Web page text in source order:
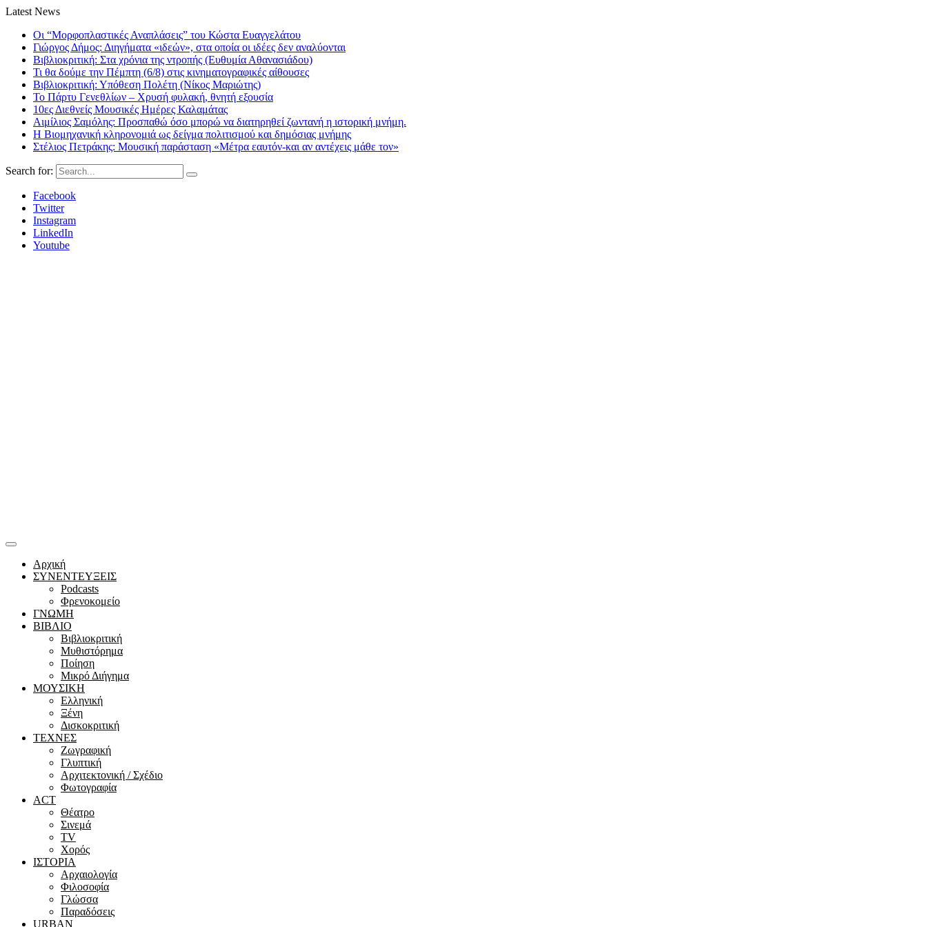
Latest News
Οι “Μορφοπλαστικές Αναπλάσεις” του Κώστα Ευαγγελάτου
Γιώργος Δήμος: Διηγήματα «ιδεών», στα οποία οι ιδέες δεν αναλύονται
Βιβλιοκριτική: Στα χρόνια της ντροπής (Ευθυμία Αθανασιάδου)
Τι θα δούμε την Πέμπτη (6/8) στις κινηματογραφικές αίθουσες
Βιβλιοκριτική: Υπόθεση Πολέτη (Νίκος Μαριώτης)
Το Πάρτυ Γενεθλίων – Χρυσή φυλακή, θνητή εξουσία
10ες Διεθνείς Μουσικές Ημέρες Καλαμάτας
Αιμίλιος Σαμόλης: Προσπαθώ όσο μπορώ να διατηρηθεί ζωντανή η ιστορική μνήμη.
Η Βιομηχανική κληρονομιά ως δείγμα πολιτισμού και δημόσιας μνήμης
Στέλιος Πετράκης: Μουσική παράσταση «Μέτρα εαυτόν-και αν αντέχεις μάθε τον»
Search for:
Facebook
Twitter
Instagram
LinkedIn
Youtube
Αρχική
ΣΥΝΕΝΤΕΥΞΕΙΣ
Podcasts
Φρενοκομείο
ΓΝΩΜΗ
ΒΙΒΛΙΟ
Βιβλιοκριτική
Μυθιστόρημα
Ποίηση
Μικρό Διήγημα
ΜΟΥΣΙΚΗ
Ελληνική
Ξένη
Δισκοκριτική
ΤΕΧΝΕΣ
Ζωγραφική
Γλυπτική
Αρχιτεκτονική / Σχέδιο
Φωτογραφία
ACT
Θέατρο
Σινεμά
ΤV
Χορός
ΙΣΤΟΡΙΑ
Αρχαιολογία
Φιλοσοφία
Γλώσσα
Παραδόσεις
URBAN